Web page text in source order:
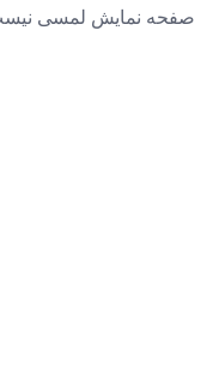
صفحه نمایش لمسی